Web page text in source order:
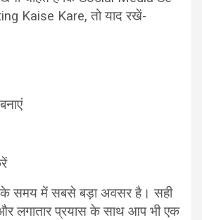
Kaise Kare, तो याद रखें-
के समय में सबसे बड़ा अवसर है।सही
और लगातार प्रयास के साथ आप भी एक